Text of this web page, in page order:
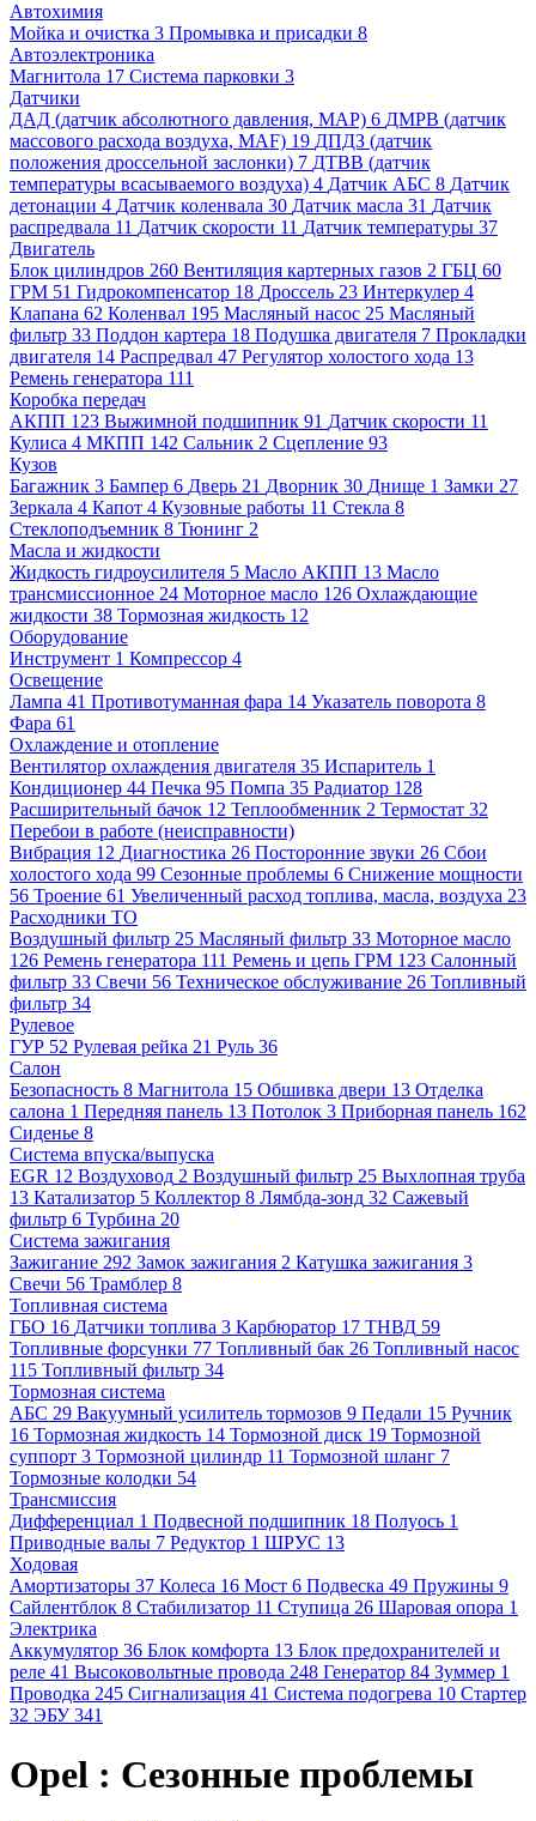
Автохимия
Мойка и очистка 3 Промывка и присадки 8
Автоэлектроника
Магнитола 17 Система парковки 3
Датчики
ДАД (датчик абсолютного давления, MAP) 6 ДМРВ (датчик
массового расхода воздуха, MAF) 19 ДПДЗ (датчик
положения дроссельной заслонки) 7 ДТВВ (датчик
температуры всасываемого воздуха) 4 Датчик АБС 8 Датчик
детонации 4 Датчик коленвала 30 Датчик масла 31 Датчик
распредвала 11 Датчик скорости 11 Датчик температуры 37
Двигатель
Блок цилиндров 260 Вентиляция картерных газов 2 ГБЦ 60
ГРМ 51 Гидрокомпенсатор 18 Дроссель 23 Интеркулер 4
Клапана 62 Коленвал 195 Масляный насос 25 Масляный
фильтр 33 Поддон картера 18 Подушка двигателя 7 Прокладки
двигателя 14 Распредвал 47 Регулятор холостого хода 13
Ремень генератора 111
Коробка передач
АКПП 123 Выжимной подшипник 91 Датчик скорости 11
Кулиса 4 МКПП 142 Сальник 2 Сцепление 93
Кузов
Багажник 3 Бампер 6 Дверь 21 Дворник 30 Днище 1 Замки 27
Зеркала 4 Капот 4 Кузовные работы 11 Стекла 8
Стеклоподъемник 8 Тюнинг 2
Масла и жидкости
Жидкость гидроусилителя 5 Масло АКПП 13 Масло
трансмиссионное 24 Моторное масло 126 Охлаждающие
жидкости 38 Тормозная жидкость 12
Оборудование
Инструмент 1 Компрессор 4
Освещение
Лампа 41 Противотуманная фара 14 Указатель поворота 8
Фара 61
Охлаждение и отопление
Вентилятор охлаждения двигателя 35 Испаритель 1
Кондиционер 44 Печка 95 Помпа 35 Радиатор 128
Расширительный бачок 12 Теплообменник 2 Термостат 32
Перебои в работе (неисправности)
Вибрация 12 Диагностика 26 Посторонние звуки 26 Сбои
холостого хода 99 Сезонные проблемы 6 Снижение мощности
56 Троение 61 Увеличенный расход топлива, масла, воздуха 23
Расходники ТО
Воздушный фильтр 25 Масляный фильтр 33 Моторное масло
126 Ремень генератора 111 Ремень и цепь ГРМ 123 Салонный
фильтр 33 Свечи 56 Техническое обслуживание 26 Топливный
фильтр 34
Рулевое
ГУР 52 Рулевая рейка 21 Руль 36
Салон
Безопасность 8 Магнитола 15 Обшивка двери 13 Отделка
салона 1 Передняя панель 13 Потолок 3 Приборная панель 162
Сиденье 8
Система впуска/выпуска
EGR 12 Воздуховод 2 Воздушный фильтр 25 Выхлопная труба
13 Катализатор 5 Коллектор 8 Лямбда-зонд 32 Сажевый
фильтр 6 Турбина 20
Система зажигания
Зажигание 292 Замок зажигания 2 Катушка зажигания 3
Свечи 56 Трамблер 8
Топливная система
ГБО 16 Датчики топлива 3 Карбюратор 17 ТНВД 59
Топливные форсунки 77 Топливный бак 26 Топливный насос
115 Топливный фильтр 34
Тормозная система
АБС 29 Вакуумный усилитель тормозов 9 Педали 15 Ручник
16 Тормозная жидкость 14 Тормозной диск 19 Тормозной
суппорт 3 Тормозной цилиндр 11 Тормозной шланг 7
Тормозные колодки 54
Трансмиссия
Дифференциал 1 Подвесной подшипник 18 Полуось 1
Приводные валы 7 Редуктор 1 ШРУС 13
Ходовая
Амортизаторы 37 Колеса 16 Мост 6 Подвеска 49 Пружины 9
Сайлентблок 8 Стабилизатор 11 Ступица 26 Шаровая опора 1
Электрика
Аккумулятор 36 Блок комфорта 13 Блок предохранителей и
реле 41 Высоковольтные провода 248 Генератор 84 Зуммер 1
Проводка 245 Сигнализация 41 Система подогрева 10 Стартер
32 ЭБУ 341
Opel : Сезонные проблемы